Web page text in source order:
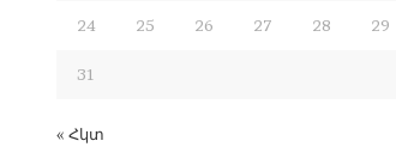
24 25 26 27 28 29
31
« Հկտ